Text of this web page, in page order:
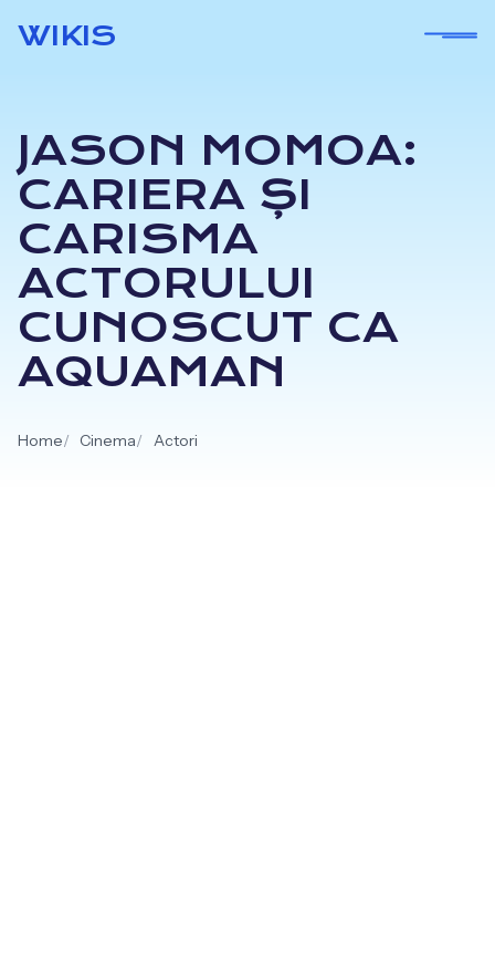
WIKIS
JASON MOMOA:
CARIERA ȘI
CARISMA
ACTORULUI
CUNOSCUT CA
AQUAMAN
Home Cinema Actori